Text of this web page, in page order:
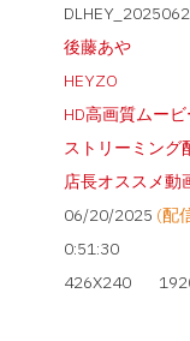
後藤あや
HEYZO
HD高画質ムービ
ストリーミング
店長オススメ動
06/20/2025 (配
0:51:30
426X240